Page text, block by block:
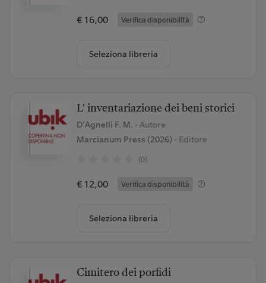
€ 16,00 Verifica disponibilità
Seleziona libreria
L' inventariazione dei beni storici
D'Agnelli F. M. - Autore
Marcianum Press (2026)- Editore
(0)
€ 12,00 Verifica disponibilità
Seleziona libreria
Cimitero dei porfidi